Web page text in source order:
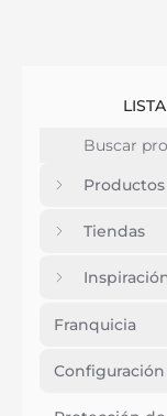
Productos
Tiendas
Franquicia